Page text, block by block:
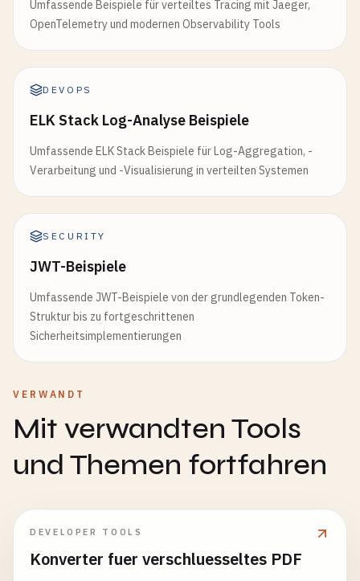
Umfassende Beispiele für verteiltes Tracing mit Jaeger,
OpenTelemetry und modernen Observability Tools
DEVOPS
ELK Stack Log-Analyse Beispiele
Umfassende ELK Stack Beispiele für Log-Aggregation, -
Verarbeitung und -Visualisierung in verteilten Systemen
SECURITY
JWT-Beispiele
Umfassende JWT-Beispiele von der grundlegenden Token-
Struktur bis zu fortgeschrittenen
Sicherheitsimplementierungen
VERWANDT
Mit verwandten Tools
und Themen fortfahren
DEVELOPER TOOLS
Konverter fuer verschluesseltes PDF